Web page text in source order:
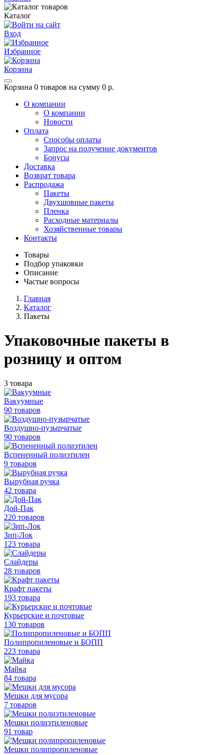
Каталог
Вход
Избранное
Корзина
Корзина 0 товаров на сумму 0 р.
О компании
О компании
Новости
Оплата
Способы оплаты
Запрос на получение документов
Бонусы
Доставка
Возврат товара
Распродажа
Пакеты
Двухшовные пакеты
Пленка
Расходные материалы
Хозяйственные товары
Контакты
Товары
Подбор упаковки
Описание
Частые вопросы
Главная
Каталог
Пакеты
Упаковочные пакеты в
розницу и оптом
3 товара
Вакуумные
90 товаров
Воздушно-пузырчатые
90 товаров
Вспененный полиэтилен
9 товаров
Вырубная ручка
42 товара
Дой-Пак
220 товаров
Зип-Лок
123 товара
Слайдеры
28 товаров
Крафт пакеты
193 товара
Курьерские и почтовые
130 товаров
Полипропиленовые и БОПП
223 товара
Майка
84 товара
Мешки для мусора
7 товаров
Мешки полиэтиленовые
91 товар
Мешки полипропиленовые